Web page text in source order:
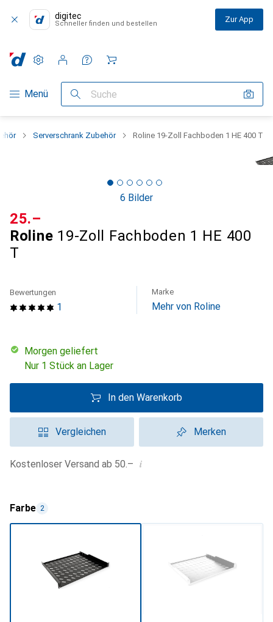
digitec
Schneller finden und bestellen Zur App
Navigation nach Kategorien
Menü Suche
Einstellungen
Kundenkonto
Vergleichslisten
Merklisten
Warenkorb
Serverschrank Zubehör Roline 19-Zoll Fachboden 1 HE 400 T
6 Bilder
Roline 19-Zoll Fachboden 1 HE 400
T
CHF
25.–
1
Bewertungen Marke
Mehr von Roline
morgen geliefert
Nur 1 Stück an Lager
In den Warenkorb
Vergleichen Merken
Kostenloser Versand ab 50.– i
Farbe 2